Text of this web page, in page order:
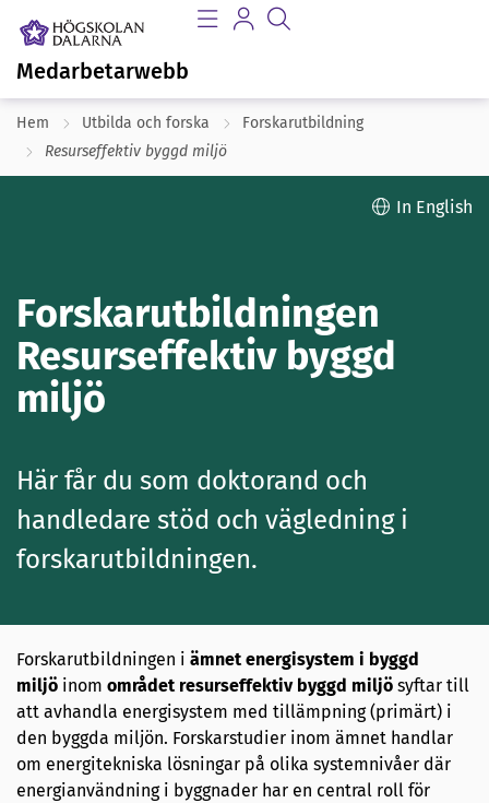
Medarbetarwebb
Hem Utbilda och forska
Forskarutbildning
Resurseffektiv byggd miljö
In English
Forskarutbildningen
Resurseffektiv byggd
miljö
Här får du som doktorand och
handledare stöd och vägledning i
forskarutbildningen.
Forskarutbildningen i ämnet energisystem i byggd
miljö inom området resurseffektiv byggd miljö syftar till
att avhandla energisystem med tillämpning (primärt) i
den byggda miljön. Forskarstudier inom ämnet handlar
om energitekniska lösningar på olika systemnivåer där
energianvändning i byggnader har en central roll för